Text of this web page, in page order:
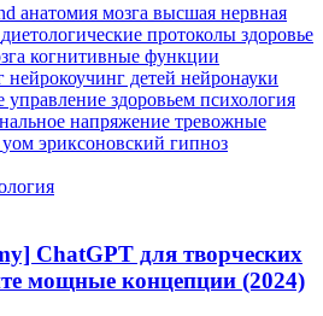
анатомия мозга высшая нервная
диетологические протоколы здоровье
когнитивные функции
нейрокоучинг детей нейронауки
управление здоровьем психология
напряжение тревожные
уом эриксоновский гипноз
ChatGPT для творческих
мощные концепции (2024)